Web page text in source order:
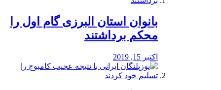
بانوان استان البرزی گام اول را
محكم برداشتند
اکتبر 15, 2019